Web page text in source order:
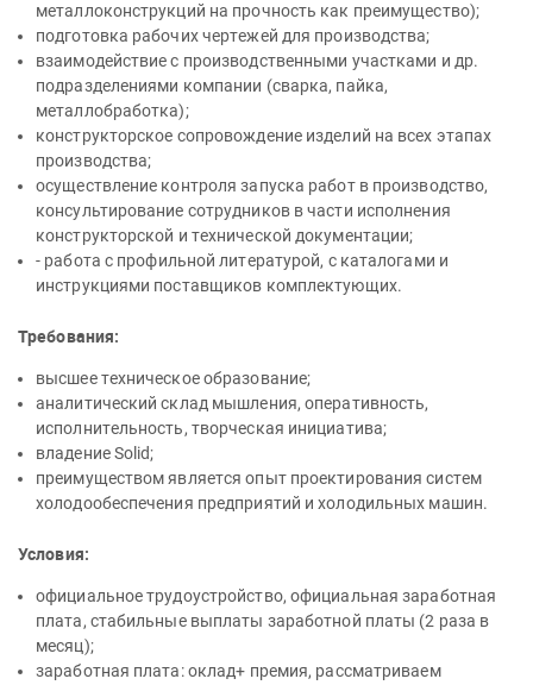
металлоконструкций на прочность как преимущество);
подготовка рабочих чертежей для производства;
взаимодействие с производственными участками и др.
подразделениями компании (сварка, пайка,
металлобработка);
конструкторское сопровождение изделий на всех этапах
производства;
осуществление контроля запуска работ в производство,
консультирование сотрудников в части исполнения
конструкторской и технической документации;
- работа с профильной литературой, с каталогами и
инструкциями поставщиков комплектующих.
Требования:
высшее техническое образование;
аналитический склад мышления, оперативность,
исполнительность, творческая инициатива;
владение Solid;
преимуществом является опыт проектирования систем
холодообеспечения предприятий и холодильных машин.
Условия:
официальное трудоустройство, официальная заработная
плата, стабильные выплаты заработной платы (2 раза в
месяц);
заработная плата: оклад+ премия, рассматриваем